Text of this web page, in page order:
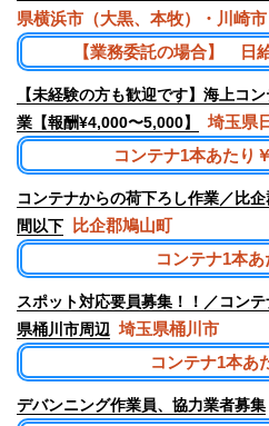
県横浜市（大黒、本牧）・川崎
【業務委託の場合】 日
【未経験の方も歓迎です】海上コ
業【報酬¥4,000〜5,000】
埼玉県
コンテナ1本あたり
コンテナからの荷下ろし作業／比
間以下 比企郡鳩山町
コンテナ1本
スポット対応要員募集！！／コン
県桶川市周辺 埼玉県桶川市
コンテナ1本あ
デバンニング作業員、協力業者募集